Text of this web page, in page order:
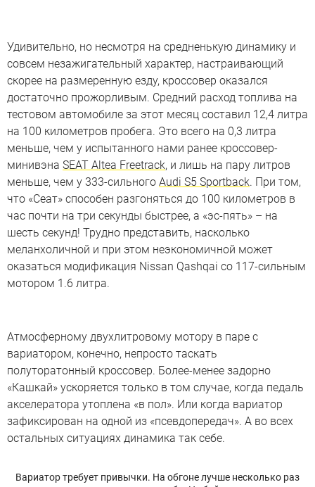
Удивительно, но несмотря на средненькую динамику и
совсем незажигательный характер, настраивающий
скорее на размеренную езду, кроссовер оказался
достаточно прожорливым. Средний расход топлива на
тестовом автомобиле за этот месяц составил 12,4 литра
на 100 километров пробега. Это всего на 0,3 литра
меньше, чем у испытанного нами ранее кроссовер-
минивэна SEAT Altea Freetrack, и лишь на пару литров
меньше, чем у 333-сильного Audi S5 Sportback. При том,
что «Сеат» способен разгоняться до 100 километров в
час почти на три секунды быстрее, а «эс-пять» – на
шесть секунд! Трудно представить, насколько
меланхоличной и при этом неэкономичной может
оказаться модификация Nissan Qashqai со 117‑сильным
мотором 1.6 литра.
Атмосферному двухлитровому мотору в паре с
вариатором, конечно, непросто таскать
полуторатонный кроссовер. Более-менее задорно
«Кашкай» ускоряется только в том случае, когда педаль
акселератора утоплена «в пол». Или когда вариатор
зафиксирован на одной из «псевдопередач». А во всех
остальных ситуациях динамика так себе.
Вариатор требует привычки. На обгоне лучше несколько раз